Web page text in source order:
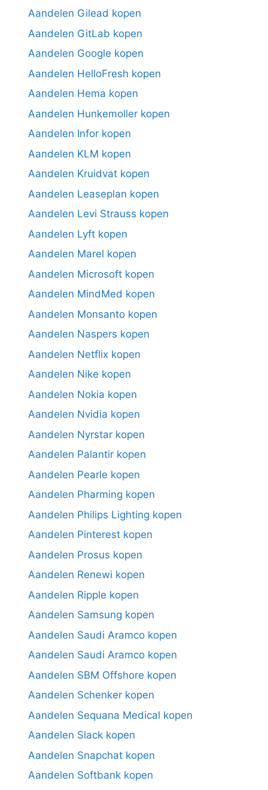
Aandelen Gilead kopen
Aandelen GitLab kopen
Aandelen Google kopen
Aandelen HelloFresh kopen
Aandelen Hema kopen
Aandelen Hunkemoller kopen
Aandelen Infor kopen
Aandelen KLM kopen
Aandelen Kruidvat kopen
Aandelen Leaseplan kopen
Aandelen Levi Strauss kopen
Aandelen Lyft kopen
Aandelen Marel kopen
Aandelen Microsoft kopen
Aandelen MindMed kopen
Aandelen Monsanto kopen
Aandelen Naspers kopen
Aandelen Netflix kopen
Aandelen Nike kopen
Aandelen Nokia kopen
Aandelen Nvidia kopen
Aandelen Nyrstar kopen
Aandelen Palantir kopen
Aandelen Pearle kopen
Aandelen Pharming kopen
Aandelen Philips Lighting kopen
Aandelen Pinterest kopen
Aandelen Prosus kopen
Aandelen Renewi kopen
Aandelen Ripple kopen
Aandelen Samsung kopen
Aandelen Saudi Aramco kopen
Aandelen Saudi Aramco kopen
Aandelen SBM Offshore kopen
Aandelen Schenker kopen
Aandelen Sequana Medical kopen
Aandelen Slack kopen
Aandelen Snapchat kopen
Aandelen Softbank kopen